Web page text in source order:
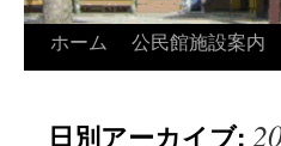
ホーム 公民館施設案内
日別アーカイブ: